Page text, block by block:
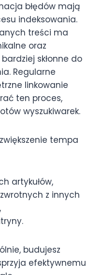
błędów mają
indeksowania.
treści ma
oraz
skłonne do
Regularne
linkowanie
ten proces,
wyszukiwarek.
tempa
artykułów,
z innych
budujesz
efektywnemu